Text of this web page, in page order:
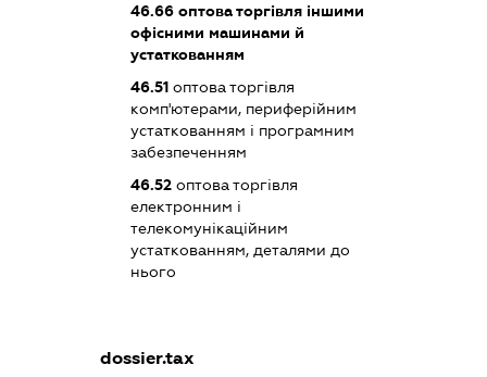
46.66оптова торгівля іншими
офісними машинами й
устаткованням
46.51оптова торгівля
комп'ютерами, периферійним
устаткованням і програмним
забезпеченням
46.52оптова торгівля
електронним і
телекомунікаційним
устаткованням, деталями до
нього
dossier.tax